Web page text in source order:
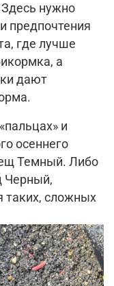
нужно
предпочтения
где лучше
а
дают
и
осеннего
Темный. Либо
Черный,
таких, сложных